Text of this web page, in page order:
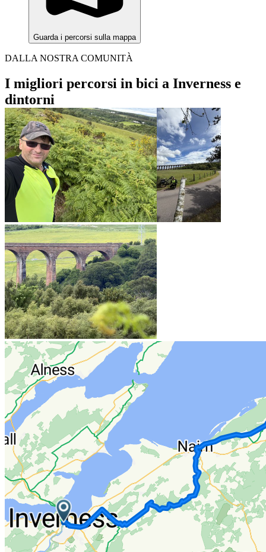
Guarda i percorsi sulla mappa
DALLA NOSTRA COMUNITÀ
I migliori percorsi in bici a Inverness e
dintorni